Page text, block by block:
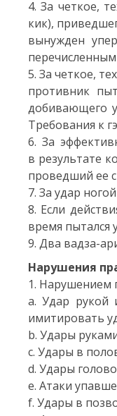
4. За четкое,
кик),
вынужден
5. За четкое,
противник
добивающего
Требования к
6. За
в результате
проведший ее
7. За удар
8. Если
время пытался
9. Два вадза-
Нарушения
1. Нарушением
a. Удар рукой
имитировать
b. Удары
c. Удары в
d. Удары
e. Атаки
f. Удары в